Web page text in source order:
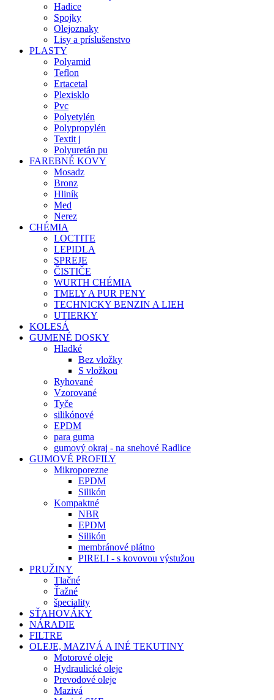
Hadice
Spojky
Olejoznaky
Lisy a príslušenstvo
PLASTY
Polyamid
Teflon
Ertacetal
Plexisklo
Pvc
Polyetylén
Polypropylén
Textit j
Polyuretán pu
FAREBNÉ KOVY
Mosadz
Bronz
Hliník
Med
Nerez
CHÉMIA
LOCTITE
LEPIDLA
SPREJE
ČISTIČE
WURTH CHÉMIA
TMELY A PUR PENY
TECHNICKY BENZIN A LIEH
UTIERKY
KOLESÁ
GUMENÉ DOSKY
Hladké
Bez vložky
S vložkou
Ryhované
Vzorované
Tyče
silikónové
EPDM
para guma
gumový okraj - na snehové Radlice
GUMOVÉ PROFILY
Mikroporezne
EPDM
Silikón
Kompaktné
NBR
EPDM
Silikón
membránové plátno
PIRELI - s kovovou výstužou
PRUŽINY
Tlačné
Ťažné
špeciality
SŤAHOVÁKY
NÁRADIE
FILTRE
OLEJE, MAZIVÁ A INÉ TEKUTINY
Motorové oleje
Hydraulické oleje
Prevodové oleje
Mazivá